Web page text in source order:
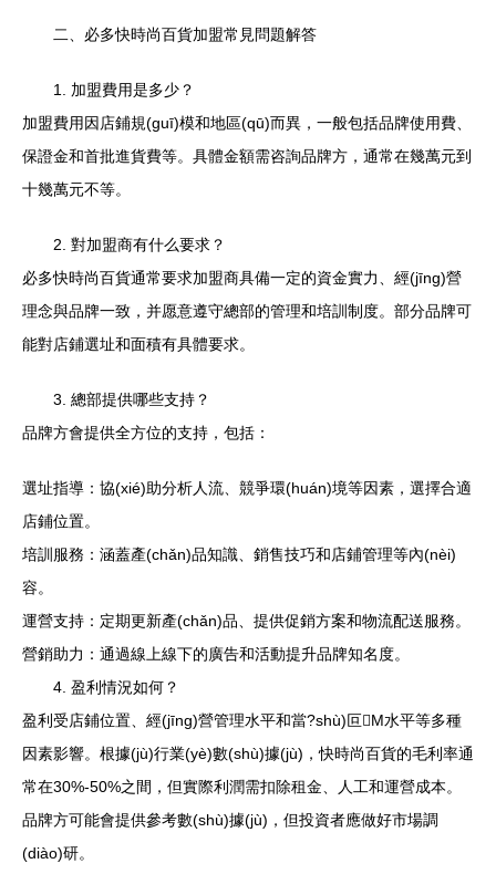
二、必多快時尚百貨加盟常見問題解答
1. 加盟費用是多少？
加盟費用因店鋪規(guī)模和地區(qū)而異，一般包括品牌使用費、
保證金和首批進貨費等。具體金額需咨詢品牌方，通常在幾萬元到
十幾萬元不等。
2. 對加盟商有什么要求？
必多快時尚百貨通常要求加盟商具備一定的資金實力、經(jīng)營
理念與品牌一致，并愿意遵守總部的管理和培訓制度。部分品牌可
能對店鋪選址和面積有具體要求。
3. 總部提供哪些支持？
品牌方會提供全方位的支持，包括：
選址指導：協(xié)助分析人流、競爭環(huán)境等因素，選擇合適
店鋪位置。
培訓服務：涵蓋產(chǎn)品知識、銷售技巧和店鋪管理等內(nèi)
容。
運營支持：定期更新產(chǎn)品、提供促銷方案和物流配送服務。
營銷助力：通過線上線下的廣告和活動提升品牌知名度。
4. 盈利情況如何？
盈利受店鋪位置、經(jīng)營管理水平和當?shù)叵M水平等多種
因素影響。根據(jù)行業(yè)數(shù)據(jù)，快時尚百貨的毛利率通
常在30%-50%之間，但實際利潤需扣除租金、人工和運營成本。
品牌方可能會提供參考數(shù)據(jù)，但投資者應做好市場調
(diào)研。